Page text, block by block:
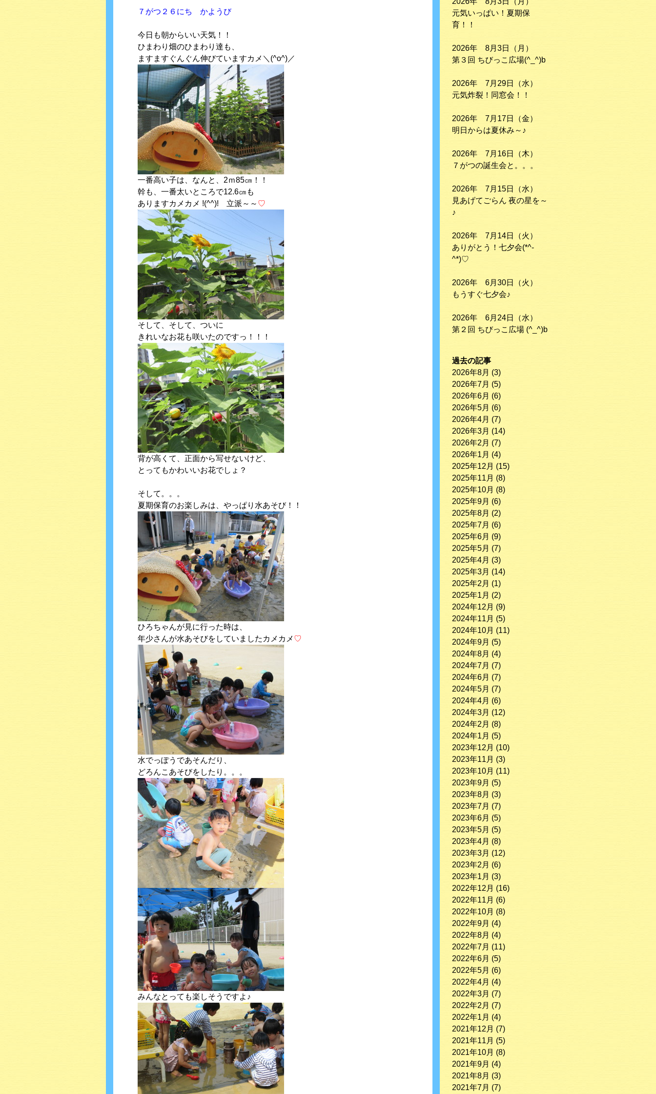
７がつ２６にち かようび
今日も朝からいい天気！！
ひまわり畑のひまわり達も、
ますますぐんぐん伸びていますカメ＼(^o^)／
一番高い子は、なんと、2ｍ85㎝！！
幹も、一番太いところで12.6㎝も
ありますカメカメ !(^^)! 立派～～ ♡
そして、そして、ついに
きれいなお花も咲いたのですっ！！！
背が高くて、正面から写せないけど、
とってもかわいいお花でしょ？
そして。。。
夏期保育のお楽しみは、やっぱり水あそび！！
ひろちゃんが見に行った時は、
年少さんが水あそびをしていましたカメカメ ♡
水でっぽうであそんだり、
どろんこあそびをしたり。。。
みんなとっても楽しそうですよ♪
元気いっぱい！夏期保
育！！
2026年 8月3日（月）
第３回 ちびっこ広場(^_^)b
2026年 7月29日（水）
元気炸裂！同窓会！！
2026年 7月17日（金）
明日からは夏休み～♪
2026年 7月16日（木）
７がつの誕生会と。。。
2026年 7月15日（水）
見あげてごらん 夜の星を～
♪
2026年 7月14日（火）
ありがとう！七夕会(*^-
^*)♡
2026年 6月30日（火）
もうすぐ七夕会♪
2026年 6月24日（水）
第２回 ちびっこ広場 (^_^)b
過去の記事
2026年8月 (3)
2026年7月 (5)
2026年6月 (6)
2026年5月 (6)
2026年4月 (7)
2026年3月 (14)
2026年2月 (7)
2026年1月 (4)
2025年12月 (15)
2025年11月 (8)
2025年10月 (8)
2025年9月 (6)
2025年8月 (2)
2025年7月 (6)
2025年6月 (9)
2025年5月 (7)
2025年4月 (3)
2025年3月 (14)
2025年2月 (1)
2025年1月 (2)
2024年12月 (9)
2024年11月 (5)
2024年10月 (11)
2024年9月 (5)
2024年8月 (4)
2024年7月 (7)
2024年6月 (7)
2024年5月 (7)
2024年4月 (6)
2024年3月 (12)
2024年2月 (8)
2024年1月 (5)
2023年12月 (10)
2023年11月 (3)
2023年10月 (11)
2023年9月 (5)
2023年8月 (3)
2023年7月 (7)
2023年6月 (5)
2023年5月 (5)
2023年4月 (8)
2023年3月 (12)
2023年2月 (6)
2023年1月 (3)
2022年12月 (16)
2022年11月 (6)
2022年10月 (8)
2022年9月 (4)
2022年8月 (4)
2022年7月 (11)
2022年6月 (5)
2022年5月 (6)
2022年4月 (4)
2022年3月 (7)
2022年2月 (7)
2022年1月 (4)
2021年12月 (7)
2021年11月 (5)
2021年10月 (8)
2021年9月 (4)
2021年8月 (3)
2021年7月 (7)